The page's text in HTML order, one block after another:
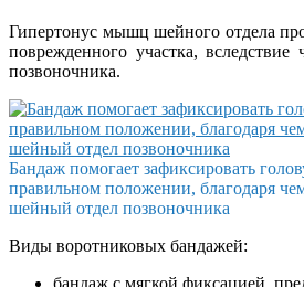
Гипертонус мышц шейного отдела
поврежденного участка,
позвоночника.
Бандаж помогает зафиксировать
правильном положении, благодаря
шейный отдел позвоночника
Виды воротниковых бандажей:
бандаж с мягкой фиксацией,